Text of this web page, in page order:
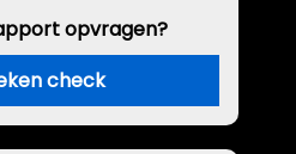
opvragen?
check